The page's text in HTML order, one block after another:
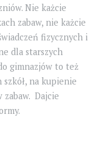
Nie każcie
zabaw, nie każcie
fizycznych i
dla starszych
gimnazjów to też
na kupienie
zabaw. Dajcie